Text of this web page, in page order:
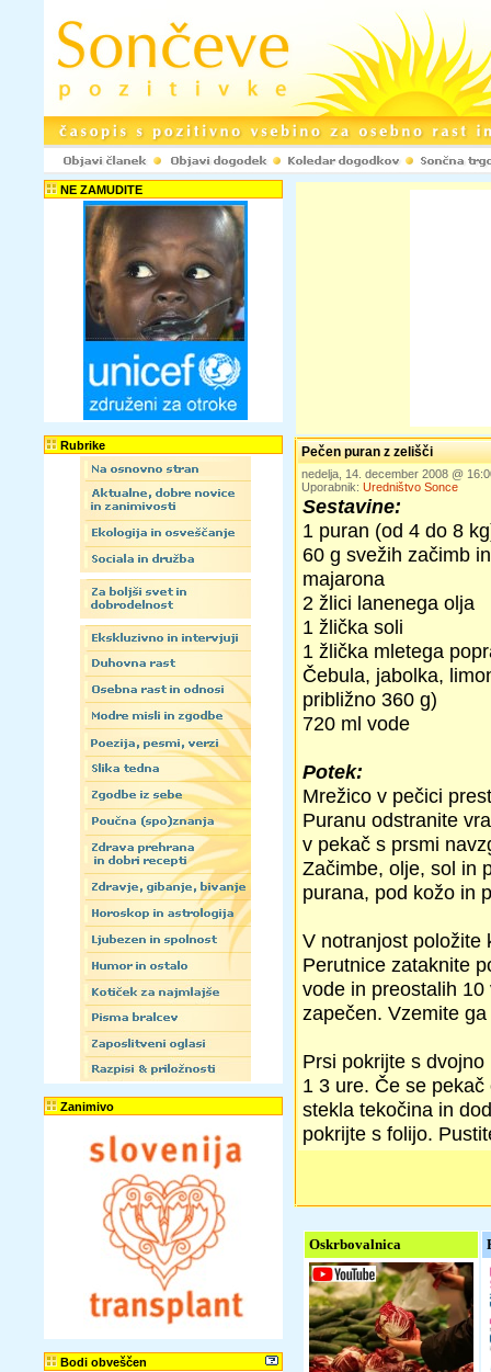
NE ZAMUDITE
Rubrike
Zanimivo
Bodi obveščen
Pečen puran z zelišči
nedelja, 14. december 2008 @
Uporabnik: Uredništvo Sonce
Sestavine:
1 puran (od 4 do 8
60 g svežih začimb
majarona
2 žlici lanenega olja
1 žlička soli
1 žlička mletega
Čebula, jabolka,
približno 360 g)
720 ml vode
Potek:
Mrežico v pečici
Puranu odstranite
v pekač s prsmi
Začimbe, olje, sol in
purana, pod kožo in
V notranjost položite
Perutnice zataknite
vode in preostalih
zapečen. Vzemite
Prsi pokrijte s
1 3 ure. Če se
stekla tekočina in
pokrijte s folijo.
Oskrbovalnica